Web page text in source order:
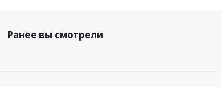
Ранее вы смотрели